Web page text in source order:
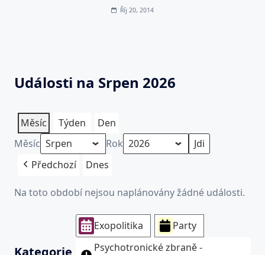
Říj 20, 2014
Události na Srpen 2026
Měsíc Týden
Den
Měsíc
Rok
Předchozí
Dnes
Na toto období nejsou naplánovány žádné události.
Kategorie
Exopolitika
Party
Psychotronické zbraně -